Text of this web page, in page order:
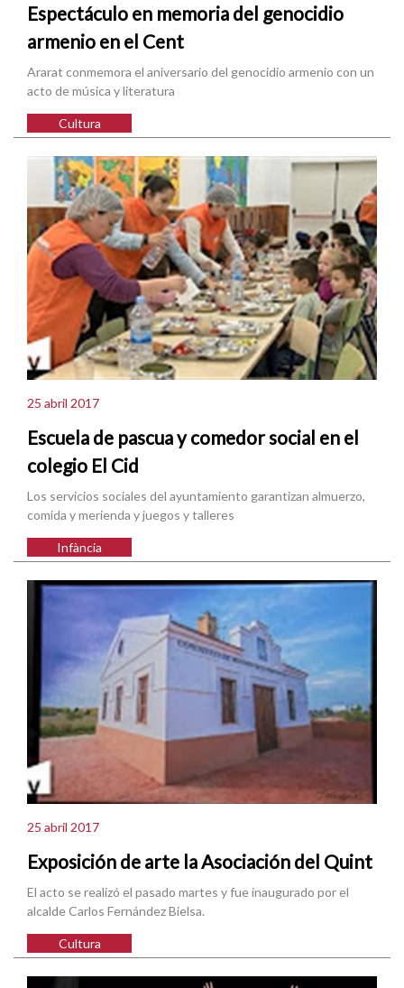
Espectáculo en memoria del genocidio
armenio en el Cent
Ararat conmemora el aniversario del genocidio armenio con un
acto de música y literatura
Cultura
25 abril 2017
Escuela de pascua y comedor social en el
colegio El Cid
Los servicios sociales del ayuntamiento garantizan almuerzo,
comida y merienda y juegos y talleres
Infància
25 abril 2017
Exposición de arte la Asociación del Quint
El acto se realizó el pasado martes y fue inaugurado por el
alcalde Carlos Fernández Bielsa.
Cultura